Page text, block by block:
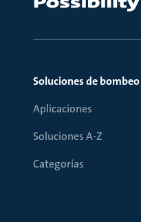
Soluciones de bombeo
Aplicaciones
Soluciones A-Z
Categorías